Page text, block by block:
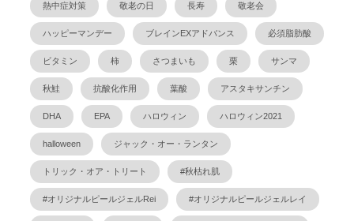
熱中症対策 敬老の日 長寿 敬老会
ハッピーマンデー ブレインEXアドバンス 必須脂肪酸
ビタミン 柿 さつまいも 栗 サンマ
秋鮭 抗酸化作用 葉酸 アスタキサンチン
DHA EPA ハロウィン ハロウィン2021
halloween ジャック・オー・ランタン
トリック・オア・トリート #秋枯れ肌
#オリジナルピールジェルRei #オリジナルピールジェルレイ